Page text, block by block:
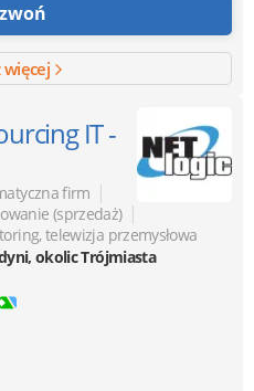
więcej
IT -
firm |
(sprzedaż) |
telewizja przemysłowa
okolic Trójmiasta